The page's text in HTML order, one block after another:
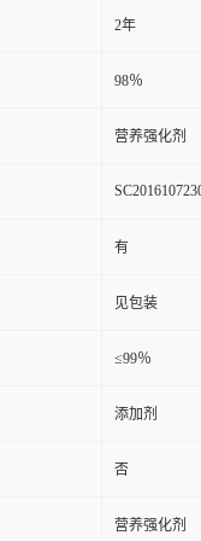
2年
98％
营养强化剂
有
见包装
≤99％
添加剂
否
营养强化剂